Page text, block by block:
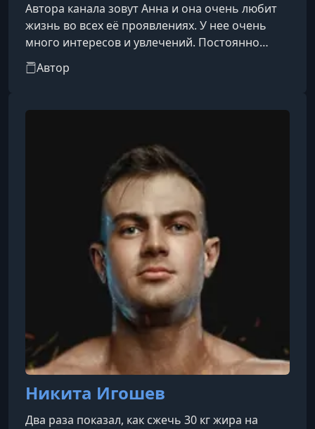
Автора канала зовут Анна и она очень любит
жизнь во всех её проявлениях. У нее очень
много интересов и увлечений. Постоянно
ищет новую, ценную и полезную информацию.
Но интересует не сама, как таковая,
Автор
Никита Игошев
Два раза показал, как сжечь 30 кг жира на